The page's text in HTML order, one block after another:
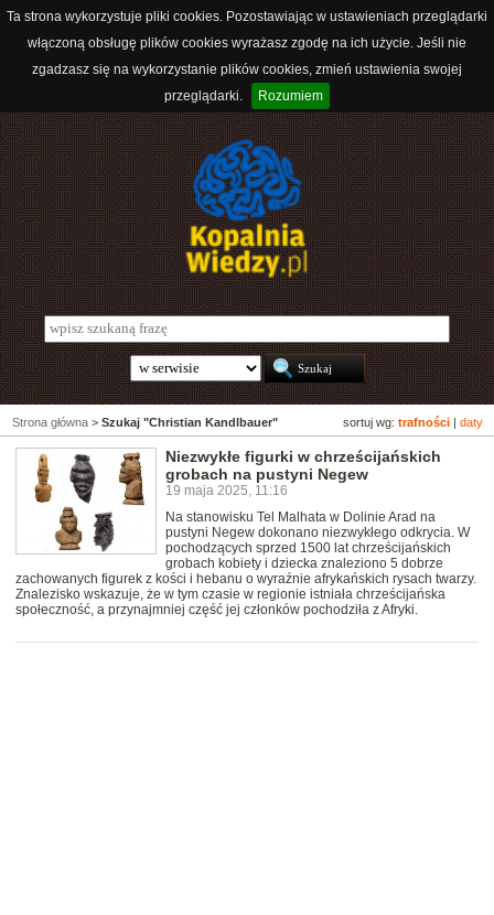
Ta strona wykorzystuje pliki cookies. Pozostawiając w ustawieniach przeglądarki
włączoną obsługę plików cookies wyrażasz zgodę na ich użycie. Jeśli nie
zgadzasz się na wykorzystanie plików cookies, zmień ustawienia swojej
przeglądarki.
Rozumiem
sortuj wg: trafności daty
Strona główna > Szukaj "Christian Kandlbauer"
Niezwykłe figurki w chrześcijańskich
grobach na pustyni Negew
19 maja 2025, 11:16
Na stanowisku Tel Malhata w Dolinie Arad na
pustyni Negew dokonano niezwykłego odkrycia. W
pochodzących sprzed 1500 lat chrześcijańskich
grobach kobiety i dziecka znaleziono 5 dobrze
zachowanych figurek z kości i hebanu o wyraźnie afrykańskich rysach twarzy.
Znalezisko wskazuje, że w tym czasie w regionie istniała chrześcijańska
społeczność, a przynajmniej część jej członków pochodziła z Afryki.